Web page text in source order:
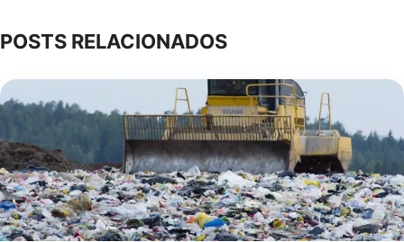
POSTS RELACIONADOS